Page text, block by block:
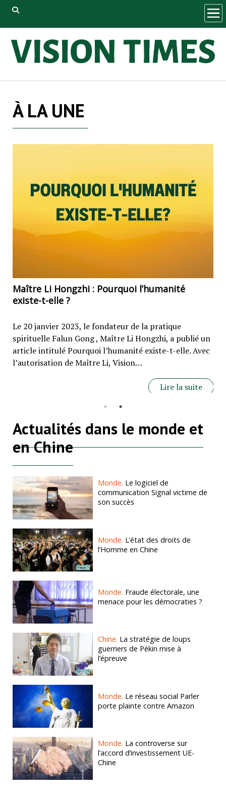
À LA UNE
Maître Li Hongzhi : Pourquoi l’humanité
existe-t-elle ?
Le 20 janvier 2023, le fondateur de la pratique
spirituelle Falun Gong , Maître Li Hongzhi, a publié un
article intitulé Pourquoi l’humanité existe-t-elle. Avec
l’autorisation de Maître Li, Vision…
Lire la suite
Actualités dans le monde et
en Chine
Monde. Le logiciel de
communication Signal victime de
son succès
Monde. L’état des droits de
l’Homme en Chine
Monde. Fraude électorale, une
menace pour les démocraties ?
Chine. La stratégie de loups
guerriers de Pékin mise à
l’épreuve
Monde. Le réseau social Parler
porte plainte contre Amazon
Monde. La controverse sur
l’accord d’investissement UE-
Chine